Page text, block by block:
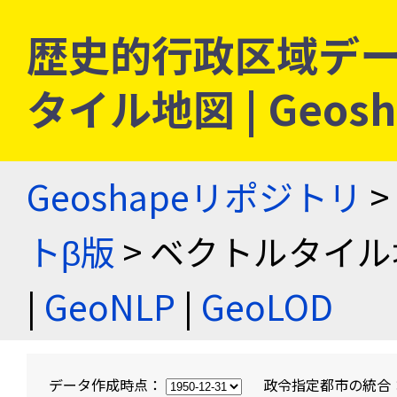
歴史的行政区域デ
タイル地図 |
Geoshapeリポジトリ >
トβ版 > ベクトルタイ
| GeoNLP | GeoLOD
データ作成時点： 政令指定都市の統